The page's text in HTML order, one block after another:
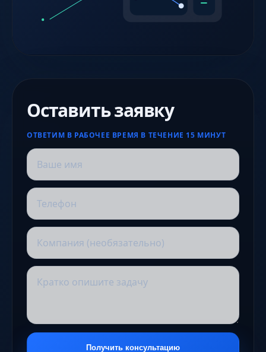
Оставить заявку
ОТВЕТИМ В РАБОЧЕЕ ВРЕМЯ В ТЕЧЕНИЕ 15 МИНУТ
Получить консультацию